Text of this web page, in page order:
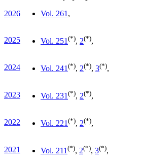
2026
Vol. 261 ,
2025 Vol. 251 (*), 2(*),
2024 Vol. 241 (*), 2(*), 3(*),
2023 Vol. 231 (*), 2(*),
2022 Vol. 221 (*), 2(*),
2021 Vol. 211 (*), 2(*), 3(*),